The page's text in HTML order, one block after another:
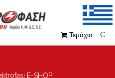
Τεμάχια - €
E-SHOP